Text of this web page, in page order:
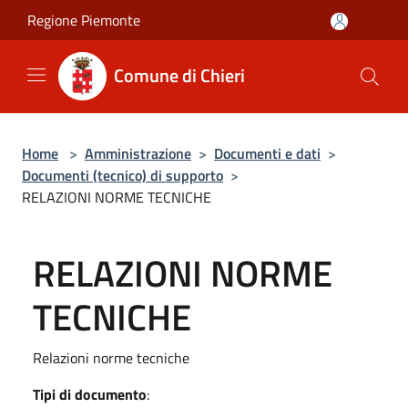
Salta al contenuto principale
Regione Piemonte
Comune di Chieri
Home > Amministrazione > Documenti e dati >
Documenti (tecnico) di supporto >
RELAZIONI NORME TECNICHE
RELAZIONI NORME
TECNICHE
Relazioni norme tecniche
Tipi di documento: